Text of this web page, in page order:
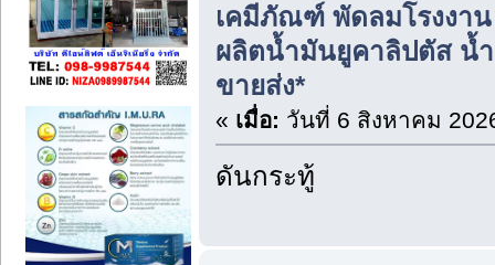
เคมีภัณฑ์ พัดลมโรงงาน
ผลิตน้ำมันยูคาลิปตัส น้
ขายส่ง*
« เมื่อ: วันที่ 6 สิงหาคม
ดันกระทู้